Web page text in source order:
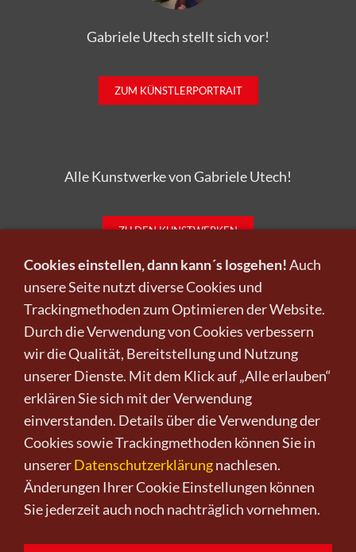
Gabriele Utech stellt sich vor!
ZUM KÜNSTLERPORTRAIT
Alle Kunstwerke von Gabriele Utech!
ZU DEN KUNSTWERKEN
Infos zu Verkauf und Versand!
KUNST KAUFEN BEI CRELALA
Kunst kaufenKunst verkaufenKontaktWirNewsletter Datenschutz
Impressum AGB Widerruf
0151-21315985 D-64625 Bensheim
Cookies einstellen, dann kann´s losgehen!Auch
unsere Seite nutzt diverse Cookies und
Trackingmethoden zum Optimieren der Website.
Durch die Verwendung von Cookies verbessern
wir die Qualität, Bereitstellung und Nutzung
unserer Dienste. Mit dem Klick auf „Alle erlauben“
erklären Sie sich mit der Verwendung
einverstanden. Details über die Verwendung der
Cookies sowie Trackingmethoden können Sie in
unsererDatenschutzerklärungnachlesen.
Änderungen Ihrer Cookie Einstellungen können
Sie jederzeit auch noch nachträglich vornehmen.